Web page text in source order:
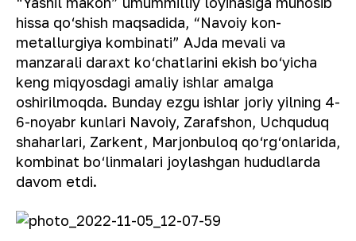
hissa qo‘shish maqsadida, “Navoiy kon-
metallurgiya kombinati” AJda mevali va
manzarali daraxt ko‘chatlarini ekish bo‘yicha
keng miqyosdagi amaliy ishlar amalga
oshirilmoqda. Bunday ezgu ishlar joriy yilning 4-
6-noyabr kunlari Navoiy, Zarafshon, Uchquduq
shaharlari, Zarkent, Marjonbuloq qo‘rg‘onlarida,
kombinat bo‘linmalari joylashgan hududlarda
davom etdi.